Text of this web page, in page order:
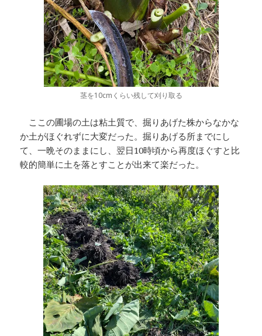
茎を10cmくらい残して刈り取る
ここの圃場の土は粘土質で、掘りあげた株からなかな
か土がほぐれずに大変だった。掘りあげる所までにし
て、一晩そのままにし、翌日10時頃から再度ほぐすと比
較的簡単に土を落とすことが出来て楽だった。